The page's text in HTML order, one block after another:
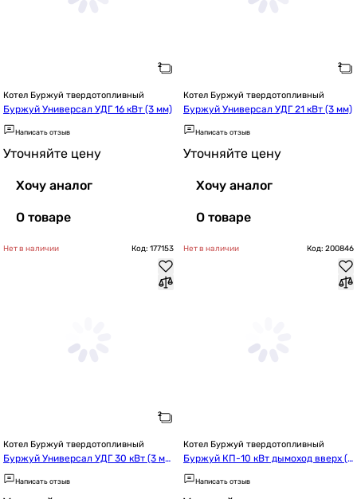
Котел Буржуй твердотопливный
Буржуй Универсал УДГ 16 кВт (3 мм)
Написать отзыв
Уточняйте цену
Хочу аналог
О товаре
Котел Буржуй твердотопливный
Буржуй Универсал УДГ 21 кВт (3 мм)
Написать отзыв
Уточняйте цену
Хочу аналог
О товаре
Нет в наличии Код: 177153
Котел Буржуй твердотопливный
Буржуй Универсал УДГ 30 кВт (3 м
м)
Написать отзыв
Нет в наличии Код: 200846
Котел Буржуй твердотопливный
Буржуй КП-10 кВт дымоход вверх (4
мм)
Написать отзыв